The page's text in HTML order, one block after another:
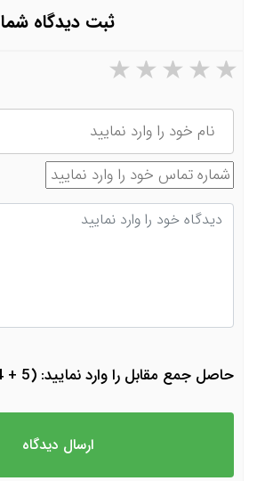
ثبت دیدگاه شما
۵ ستاره از ۵ ۴ ستاره از ۵ ۳ ستاره از ۵ ۲ ستاره از ۵
نام
شماره تماس
دیدگاه
حاصل جمع مقابل را وارد نمایید: (5 + 4)